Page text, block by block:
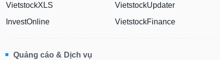
VietstockXLS
InvestOnline
VietstockUpdater
VietstockFinance
Quảng cáo & Dịch vụ